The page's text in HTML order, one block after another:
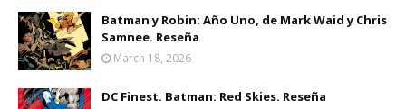
Batman y Robin: Año Uno, de Mark Waid y Chris
Samnee. Reseña
March 18, 2026
DC Finest. Batman: Red Skies. Reseña